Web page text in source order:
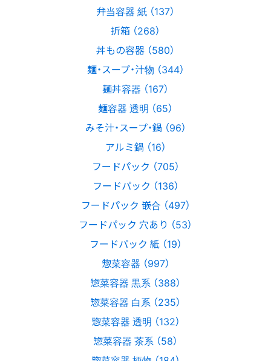
弁当容器 紙 （137）
折箱 （268）
丼もの容器 （580）
麺・スープ・汁物 （344）
麺丼容器 （167）
麺容器 透明 （65）
みそ汁・スープ・鍋 （96）
アルミ鍋 （16）
フードパック （705）
フードパック （136）
フードパック 嵌合 （497）
フードパック 穴あり （53）
フードパック 紙 （19）
惣菜容器 （997）
惣菜容器 黒系 （388）
惣菜容器 白系 （235）
惣菜容器 透明 （132）
惣菜容器 茶系 （58）